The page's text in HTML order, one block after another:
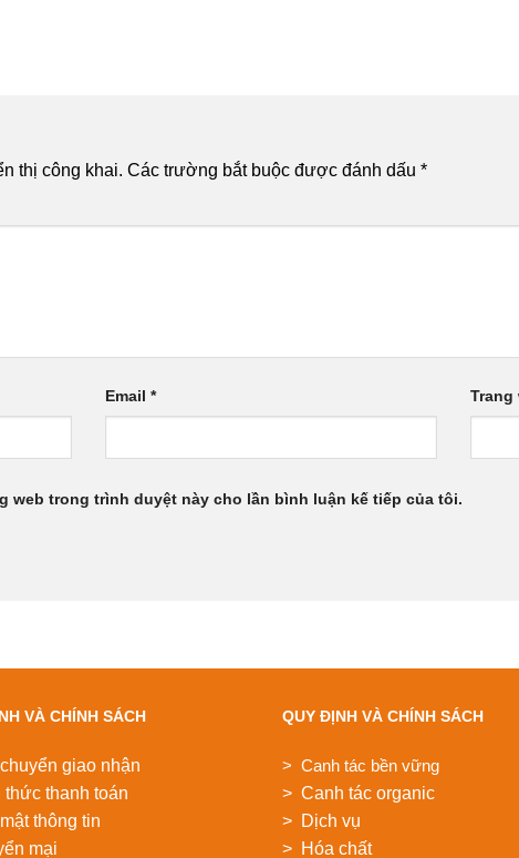
thị công khai. Các trường bắt buộc được đánh dấu*
Email * Trang
web trong trình duyệt này cho lần bình luận kế tiếp của tôi.
VÀ CHÍNH SÁCH
giao nhận
thanh toán
thông tin
mại
QUY ĐỊNH VÀ CHÍNH SÁCH
> Canh tác bền vững
> Canh tác organic
> Dịch vụ
> Hóa chất